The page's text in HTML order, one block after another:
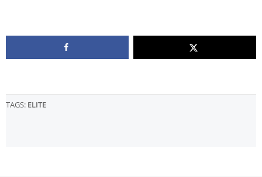
TAGS: ELITE